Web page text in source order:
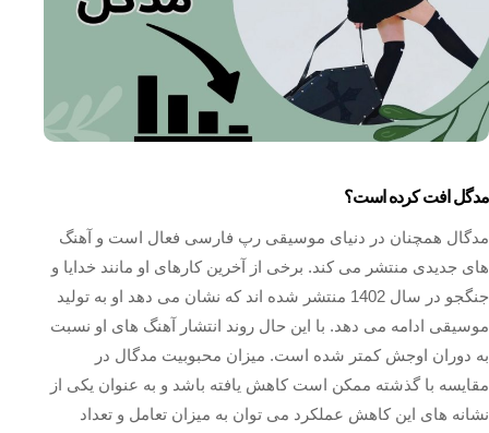
مدگل افت کرده است؟
مدگال همچنان در دنیای موسیقی رپ فارسی فعال است و آهنگ‌
های جدیدی منتشر می‌ کند. برخی از آخرین کارهای او مانند خدایا و
جنگجو در سال 1402 منتشر شده‌ اند که نشان می‌ دهد او به تولید
موسیقی ادامه می‌ دهد. با این حال روند انتشار آهنگ‌ های او نسبت
به دوران اوجش کمتر شده است. میزان محبوبیت مدگال در
مقایسه با گذشته ممکن است کاهش یافته باشد و به عنوان یکی از
نشانه‌ های این کاهش عملکرد می توان به میزان تعامل و تعداد